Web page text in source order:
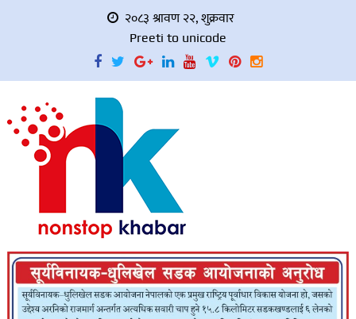
२०८३ श्रावण २२, शुक्रवार
Preeti to unicode